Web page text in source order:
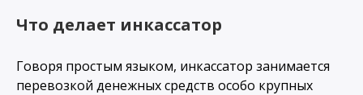
Что делает инкассатор
Говоря простым языком, инкассатор занимается
перевозкой денежных средств особо крупных